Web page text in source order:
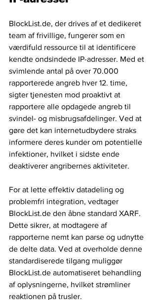
BlockList.de, der drives af et dedikeret
team af frivillige, fungerer som en
værdifuld ressource til at identificere
kendte ondsindede IP-adresser. Med et
svimlende antal på over 70.000
rapporterede angreb hver 12. time,
sigter tjenesten mod proaktivt at
rapportere alle opdagede angreb til
svindel- og misbrugsafdelinger. Ved at
gøre det kan internetudbydere straks
informere deres kunder om potentielle
infektioner, hvilket i sidste ende
deaktiverer angribernes aktiviteter.
For at lette effektiv datadeling og
problemfri integration, vedtager
BlockList.de den åbne standard XARF.
Dette sikrer, at modtagere af
rapporterne nemt kan parse og udnytte
de delte data. Ved at overholde denne
standardiserede tilgang muliggør
BlockList.de automatiseret behandling
af oplysningerne, hvilket strømliner
reaktionen på trusler.